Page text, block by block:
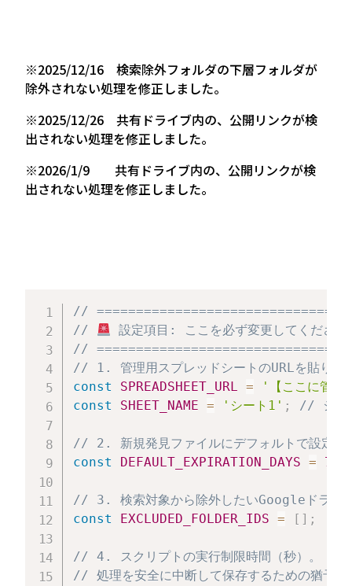
※2025/12/16 検索除外フォルダの下層フォルダが
除外されない処理を修正しました。
※2025/12/26 共有ドライブ内の、公開リンクが検
出されない処理を修正しました。
※2026/1/9 共有ドライブ内の、公開リンクが検
出されない処理を修正しました。
//
//
設定項目: ここを必ず変更してくださ
//
// 1. 管理用スプレッドシートのURLを貼り付
const
SPREADSHEET_URL =
'【ここに管理
const
SHEET_NAME = 'シート1' ; // シー
// 2. 新規発見ファイルにデフォルトで設定す
const
DEFAULT_EXPIRATION_DAYS = 7
// 3. 検索対象から除外したいGoogleドライ
const
EXCLUDED_FOLDER_IDS = [ ] ;
// 4. スクリプトの実行制限時間（秒）。
// 処理を安全に中断して保存するための猶予を